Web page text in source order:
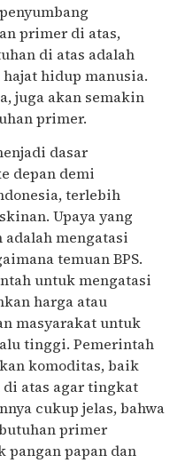
primer di atas,
di atas adalah
hidup manusia.
juga akan semakin
primer.
dasar
depan demi
terlebih
Upaya yang
mengatasi
temuan BPS.
untuk mengatasi
harga atau
masyarakat untuk
tinggi. Pemerintah
komoditas, baik
di atas agar tingkat
cukup jelas, bahwa
primer
pangan papan dan